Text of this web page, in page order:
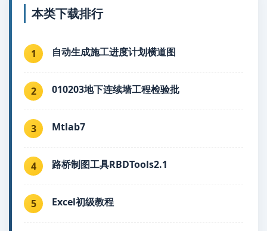
本类下载排行
1 自动生成施工进度计划横道图
2 010203地下连续墙工程检验批
3 Mtlab7
4 路桥制图工具RBDTools2.1
5 Excel初级教程